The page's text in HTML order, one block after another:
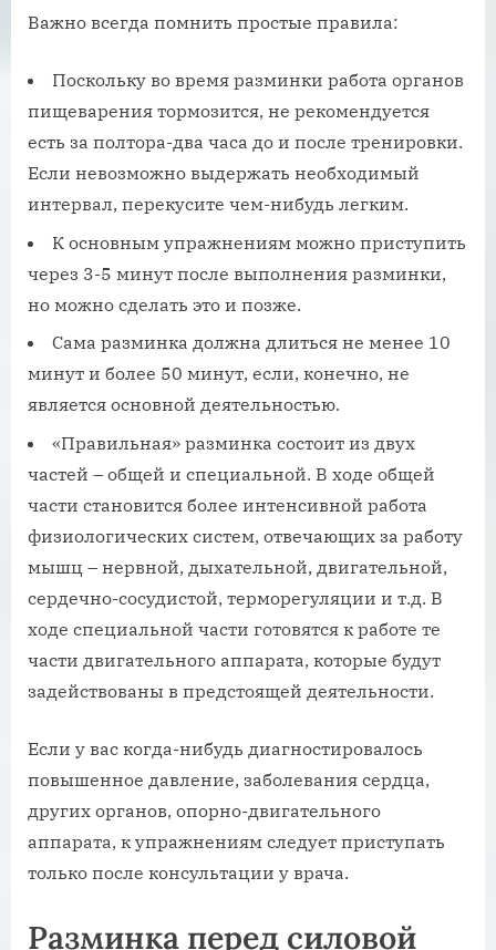
Важно всегда помнить простые правила:
Поскольку во время разминки работа органов
пищеварения тормозится, не рекомендуется
есть за полтора-два часа до и после тренировки.
Если невозможно выдержать необходимый
интервал, перекусите чем-нибудь легким.
К основным упражнениям можно приступить
через 3-5 минут после выполнения разминки,
но можно сделать это и позже.
Сама разминка должна длиться не менее 10
минут и более 50 минут, если, конечно, не
является основной деятельностью.
«Правильная» разминка состоит из двух
частей – общей и специальной. В ходе общей
части становится более интенсивной работа
физиологических систем, отвечающих за работу
мышц – нервной, дыхательной, двигательной,
сердечно-сосудистой, терморегуляции и т.д. В
ходе специальной части готовятся к работе те
части двигательного аппарата, которые будут
задействованы в предстоящей деятельности.
Если у вас когда-нибудь диагностировалось
повышенное давление, заболевания сердца,
других органов, опорно-двигательного
аппарата, к упражнениям следует приступать
только после консультации у врача.
Разминка перед силовой